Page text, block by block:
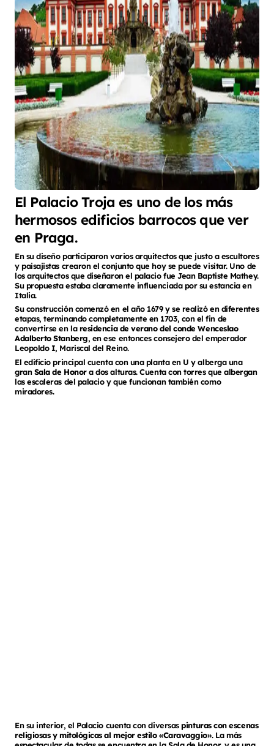
El Palacio Troja es uno de los más
hermosos edificios barrocos que ver
en Praga.
En su diseño participaron varios arquitectos que justo a escultores
y paisajistas crearon el conjunto que hoy se puede visitar. Uno de
los arquitectos que diseñaron el palacio fue Jean Baptiste Mathey.
Su propuesta estaba claramente influenciada por su estancia en
Italia.
Su construcción comenzó en el año 1679 y se realizó en diferentes
etapas, terminando completamente en 1703, con el fin de
convertirse en laresidencia de verano del conde Wenceslao
Adalberto Stanberg, en ese entonces consejero del emperador
Leopoldo I, Mariscal del Reino.
El edificio principal cuenta con una planta en U y alberga una
granSala de Honora dos alturas. Cuenta con torres que albergan
las escaleras del palacio y que funcionan también como
miradores.
En su interior, el Palacio cuenta con diversaspinturas con escenas
religiosas y mitológicas al mejor estilo «Caravaggio». La más